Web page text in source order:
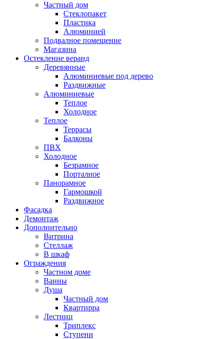
Частный дом
Стеклопакет
Пластика
Алюминией
Подвалное помещение
Магазина
Остекление веранд
Деревянные
Алюминиевые под дерево
Раздвижные
Алюминиевые
Теплое
Холодное
Теплое
Террасы
Балконы
ПВХ
Холодное
Безрамное
Порталное
Панорамное
Гармошкой
Раздвижное
Фасадка
Демонтаж
Дополнительно
Витрина
Стеллаж
В шкаф
Ограждения
Частном доме
Ванны
Душа
Частный дом
Квартирра
Лестниц
Триплекс
Ступени